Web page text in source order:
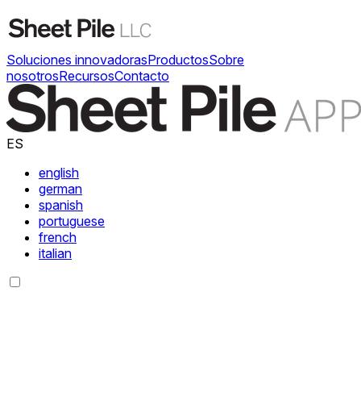
Soluciones innovadorasProductosSobre
nosotrosRecursosContacto
ES
english
german
spanish
portuguese
french
italian